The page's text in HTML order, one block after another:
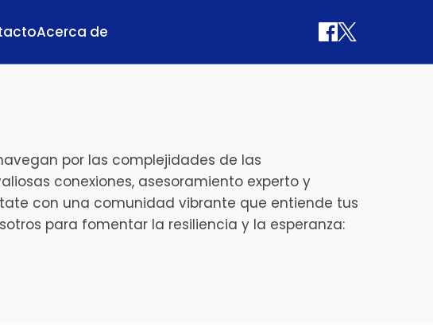
Acerca de
por las complejidades de las
conexiones, asesoramiento experto y
con una comunidad vibrante que entiende tus
para fomentar la resiliencia y la esperanza: